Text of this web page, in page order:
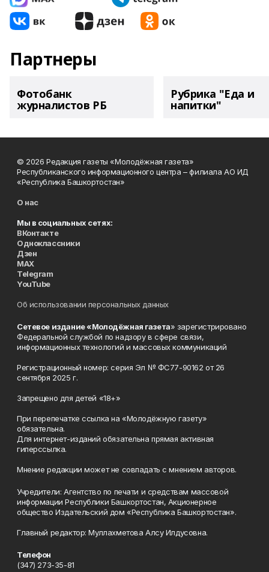
Партнеры
Фотобанк
журналистов РБ
Рубрика "Еда и
напитки"
© 2026 Редакция газеты «Молодёжная газета»
Республиканского информационного центра – филиала АО ИД
«Республика Башкортостан»
О нас
Мы в социальных сетях:
ВКонтакте
Одноклассники
Дзен
MAX
Telegram
YouTube
Об использовании персональных данных
Сетевое издание «Молодёжная газета» зарегистрировано
Федеральной службой по надзору в сфере связи,
информационных технологий и массовых коммуникаций
Регистрационный номер: серия Эл № ФС77-90162 от 26
сентября 2025 г.
Запрещено для детей «18+»
При перепечатке ссылка на «Молодёжную газету»
обязательна.
Для интернет-изданий обязательна прямая активная
гиперссылка.
Мнение редакции может не совпадать с мнением авторов.
Учредители: Агентство по печати и средствам массовой
информации Республики Башкортостан, Акционерное
общество Издательский дом «Республика Башкортостан».
Главный редактор: Муллахметова Алсу Илдусовна.
Телефон
(347) 273-35-81